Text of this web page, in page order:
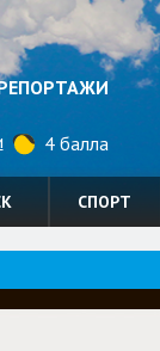
4 балла
СПОРТ